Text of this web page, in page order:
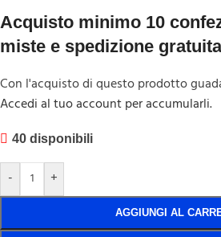
Acquisto minimo 10
miste e spedizione gratuita
Con l'acquisto di questo prodotto
Accedi al tuo account per accumularli.
40 disponibili
- +
AGGIUNGI AL